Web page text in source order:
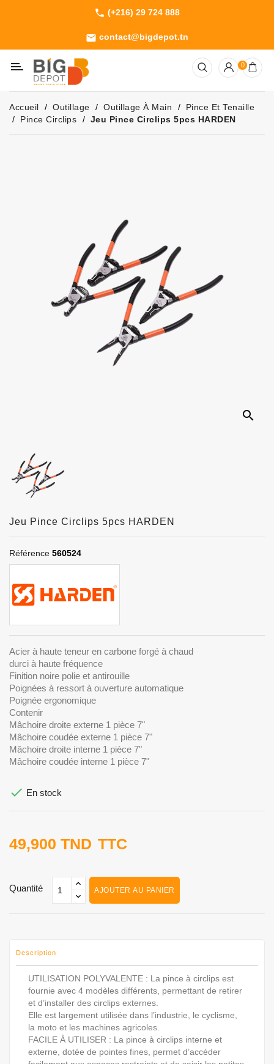
phone (+216) 29 724 888
email contact@bigdepot.tn
Machines
Outillage
Jardinage
Consommables
0
Accueil Outillage Outillage À Main
Pince Et Tenaille
Pince Circlips
Jeu Pince Circlips 5pcs HARDEN
search
Jeu Pince Circlips 5pcs HARDEN
Référence 560524
Acier à haute teneur en carbone forgé à chaud
durci à haute fréquence
Finition noire polie et antirouille
Poignées à ressort à ouverture automatique
Poignée ergonomique
Contenir
Mâchoire droite externe 1 pièce 7"
Mâchoire coudée externe 1 pièce 7"
Mâchoire droite interne 1 pièce 7"
Mâchoire coudée interne 1 pièce 7"
 En stock
49,900 TND TTC
Quantité AJOUTER AU PANIER
Description
UTILISATION POLYVALENTE : La pince à circlips est
fournie avec 4 modèles différents, permettant de retirer
et d’installer des circlips externes.
Elle est largement utilisée dans l’industrie, le cyclisme,
la moto et les machines agricoles.
FACILE À UTILISER : La pince à circlips interne et
externe, dotée de pointes fines, permet d’accéder